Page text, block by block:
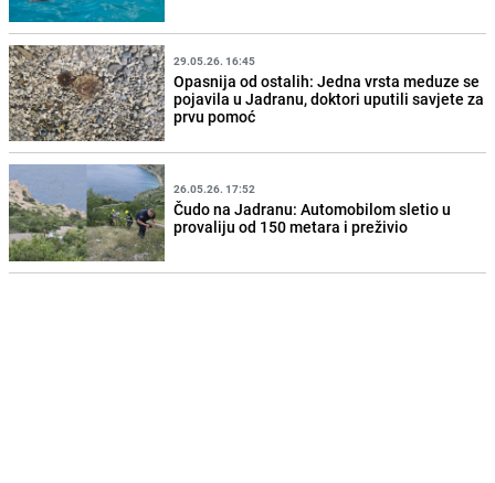
29.05.26. 16:45
Opasnija od ostalih: Jedna vrsta meduze se
pojavila u Jadranu, doktori uputili savjete za
prvu pomoć
26.05.26. 17:52
Čudo na Jadranu: Automobilom sletio u
provaliju od 150 metara i preživio